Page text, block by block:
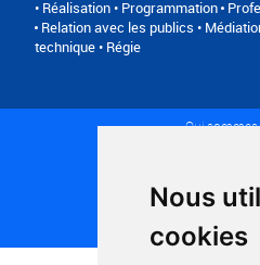
Nous
cookies
• Réalisation • Programmation
Relation avec les publics •
technique • Régie
Qui
Plan du
FAQ
FAQ